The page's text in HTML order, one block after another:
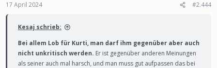
17 April 2024 #2.444
Kesaj schrieb:
Bei allem Lob für Kurti, man darf ihm gegenüber aber auch
nicht unkritisch werden. Er ist gegenüber anderen Meinungen
als seiner auch mal harsch, und man muss gut aufpassen das bei